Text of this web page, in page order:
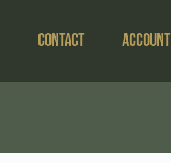
Contact Account